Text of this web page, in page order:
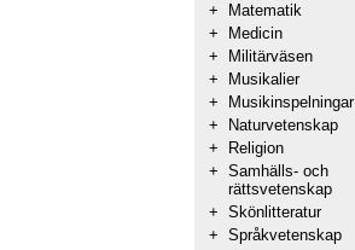
+
Matematik
+
Medicin
+
Militärväsen
+
Musikalier
+
Musikinspelningar
+
Naturvetenskap
+
Religion
+ Samhälls- och
rättsvetenskap
+ Skönlitteratur
+ Språkvetenskap